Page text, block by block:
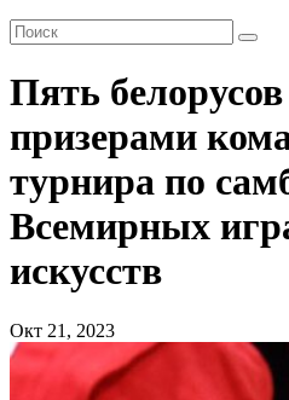
Пять
призерами
турнира по
Всемирных
искусств
Окт 21, 2023